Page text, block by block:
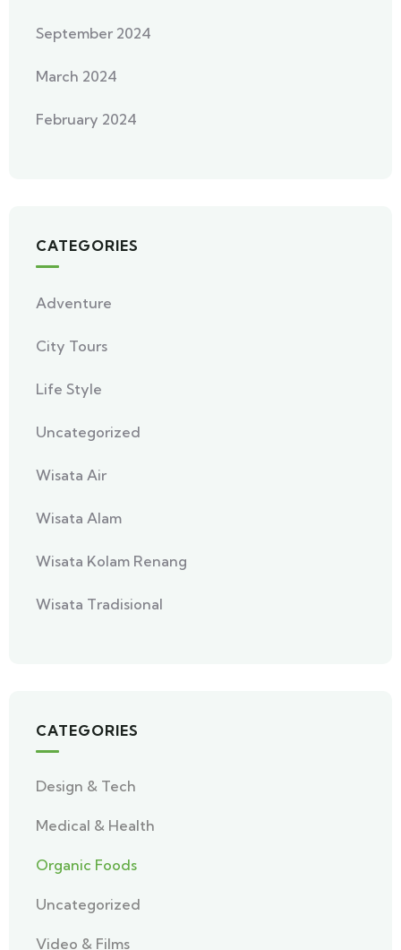
September 2024
March 2024
February 2024
CATEGORIES
Adventure
City Tours
Life Style
Uncategorized
Wisata Air
Wisata Alam
Wisata Kolam Renang
Wisata Tradisional
CATEGORIES
Design & Tech
Medical & Health
Organic Foods
Uncategorized
Video & Films